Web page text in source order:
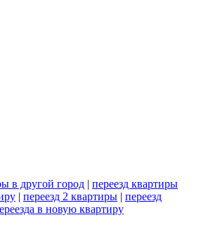
в другой город | переезд квартиры
| переезд 2 квартиры | переезд
в новую квартиру